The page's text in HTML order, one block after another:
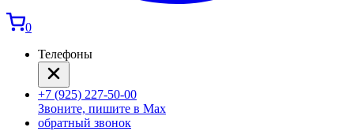
0
Телефоны
+7 (925) 227-50-00
Звоните, пишите в Max
обратный звонок